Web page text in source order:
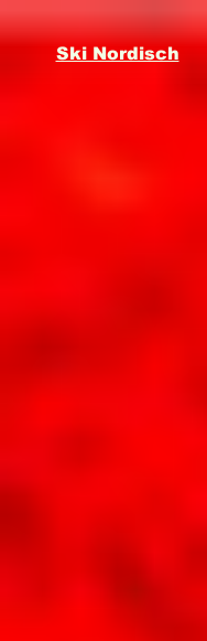
Ski Nordisch